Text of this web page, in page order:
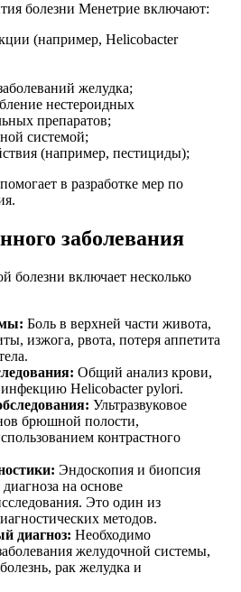
болезни Менетрие включают:
(например, Helicobacter
желудка;
нестероидных
препаратов;
системой;
(например, пестициды);
в разработке мер по
заболевания
болезни включает несколько
Боль в верхней части живота,
изжога, рвота, потеря аппетита
Общий анализ крови,
Helicobacter pylori.
Ультразвуковое
брюшной полости,
контрастного
Эндоскопия и биопсия
на основе
Это один из
методов.
диагноз: Необходимо
желудочной системы,
рак желудка и